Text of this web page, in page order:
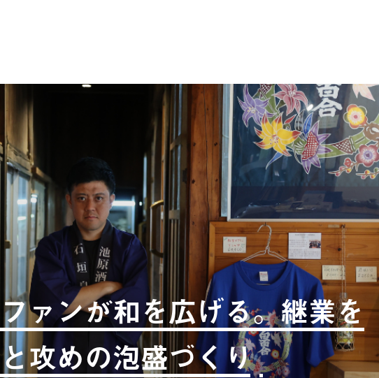
ァンが和を広げる。継業を
攻めの泡盛づくり